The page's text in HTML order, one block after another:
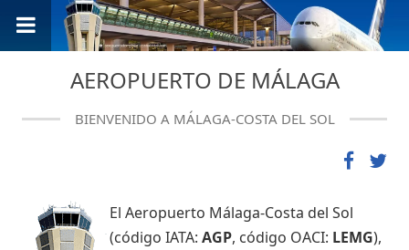
AEROPUERTO DE MÁLAGA
BIENVENIDO A MÁLAGA-COSTA DEL SOL
El Aeropuerto Málaga-Costa del Sol
(código IATA: AGP, código OACI: LEMG),